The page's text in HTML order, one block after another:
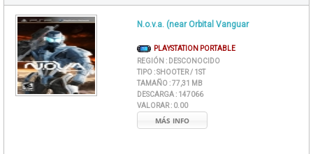
N.o.v.a. (near Orbital Vanguar
PLAYSTATION PORTABLE
REGIÓN : DESCONOCIDO
TIPO :SHOOTER / 1ST
TAMAÑO :77,31 MB
DESCARGA : 147066
VALORAR : 0.00
MÁS INFO